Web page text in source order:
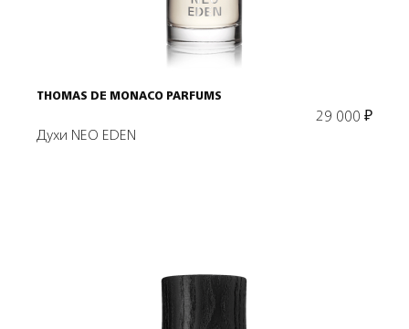
В корзину
THOMAS DE MONACO PARFUMS
29 000 ₽
Духи NEO EDEN
Подробнее